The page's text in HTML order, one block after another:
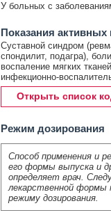
У больных с
Показания
Суставной синдром
спондилит, подагра),
воспаление мягких
инфекционно-
Открыть список
Режим дозирования
Способ применения и
его формы выпуска и
определяет врач.
лекарственной формы
режиму дозирования.